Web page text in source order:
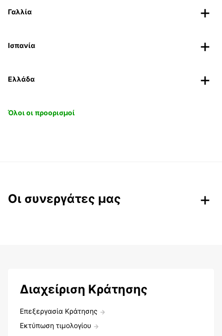
Γαλλία
Ισπανία
Ελλάδα
Όλοι οι προορισμοί
Οι συνεργάτες μας
Διαχείριση Κράτησης
Επεξεργασία Κράτησης
Εκτύπωση τιμολογίου